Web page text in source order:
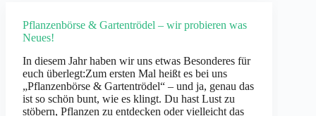
Pflanzenbörse & Gartentrödel – wir probieren was
Neues!
In diesem Jahr haben wir uns etwas Besonderes für
euch überlegt:Zum ersten Mal heißt es bei uns
„Pflanzenbörse & Gartentrödel“ – und ja, genau das
ist so schön bunt, wie es klingt. Du hast Lust zu
stöbern, Pflanzen zu entdecken oder vielleicht das